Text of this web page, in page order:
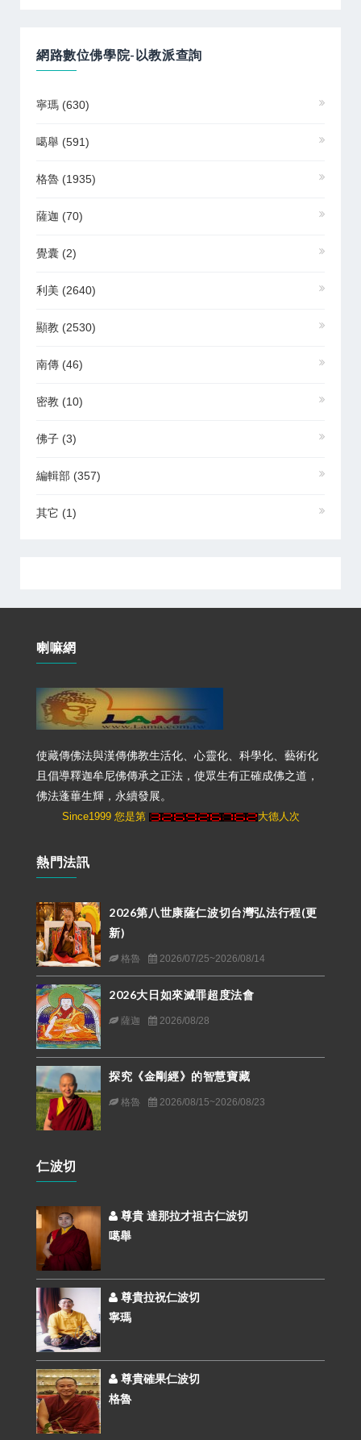
網路數位佛學院-以教派查詢
寧瑪 (630)
噶舉 (591)
格魯 (1935)
薩迦 (70)
覺囊 (2)
利美 (2640)
顯教 (2530)
南傳 (46)
密教 (10)
佛子 (3)
編輯部 (357)
其它 (1)
喇嘛網
使藏傳佛法與漢傳佛教生活化、心靈化、科學化、藝術化
且倡導釋迦牟尼佛傳承之正法，使眾生有正確成佛之道，
佛法蓬蓽生輝，永續發展。
Since1999 您是第 大德人次
熱門法訊
2026第八世康薩仁波切台灣弘法行程(更
新)
格魯 2026/07/25~2026/08/14
2026大日如來滅罪超度法會
薩迦 2026/08/28
探究《金剛經》的智慧寶藏
格魯 2026/08/15~2026/08/23
仁波切
尊貴 達那拉才祖古仁波切
噶舉
尊貴拉祝仁波切
寧瑪
尊貴確果仁波切
格魯